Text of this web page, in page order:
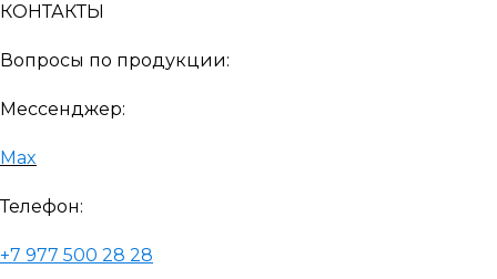
КОНТАКТЫ
Вопросы по продукции:
Мессенджер:
Max
Телефон:
+7 977 500 28 28